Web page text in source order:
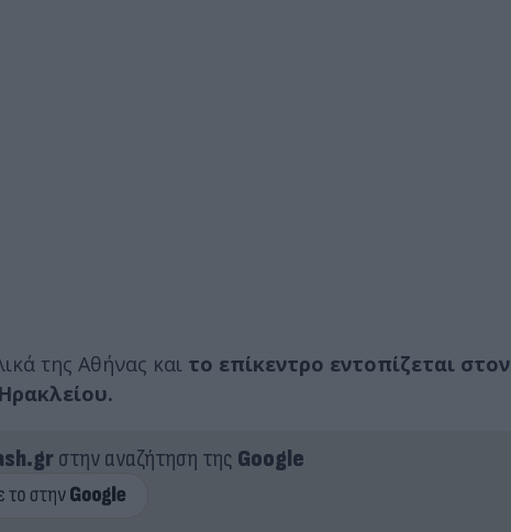
της Αθήνας και το επίκεντρο εντοπίζεται στον
στην αναζήτηση της Google